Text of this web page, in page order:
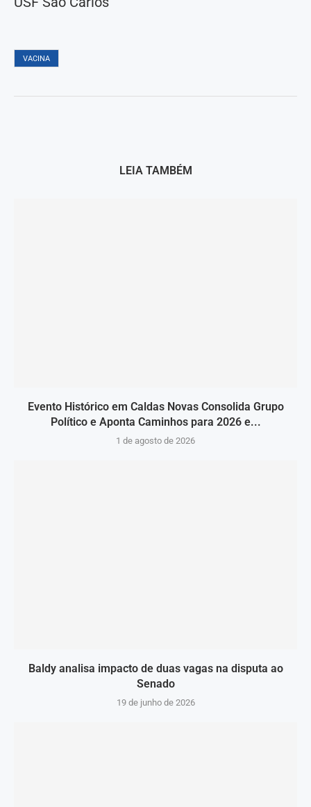
VACINA
LEIA TAMBÉM
Evento Histórico em Caldas Novas Consolida Grupo
Político e Aponta Caminhos para 2026 e...
1 de agosto de 2026
Baldy analisa impacto de duas vagas na disputa ao
Senado
19 de junho de 2026